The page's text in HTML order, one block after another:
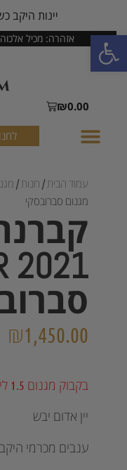
פתח סרגל נגישות
יינות היקב
אזהרה: מכיל
₪0.00
עמוד הבית/ חנות/
מגנום סברובסקי
₪1,450.00
בקבוק מגנום 1.5 ליטר
יין אדום יבש
ענבים מכרמי היקב